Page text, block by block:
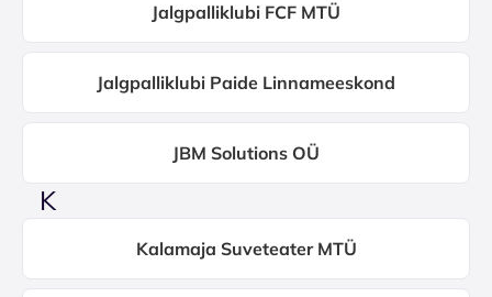
Jalgpalliklubi FCF MTÜ
Jalgpalliklubi Paide Linnameeskond
JBM Solutions OÜ
K
Kalamaja Suveteater MTÜ